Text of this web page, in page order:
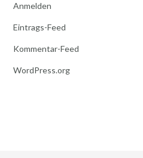
Anmelden
Eintrags-Feed
Kommentar-Feed
WordPress.org